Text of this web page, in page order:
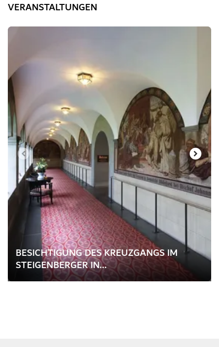
VERANSTALTUNGEN
Dia 1 von 3
BESICHTIGUNG DES KREUZGANGS IM
STEIGENBERGER IN...